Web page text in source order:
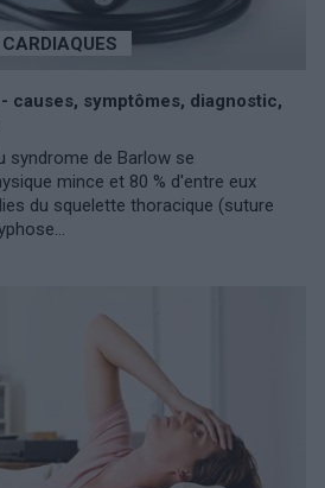
causes, symptômes, diagnostic,
syndrome de Barlow se
mince et 80 % d'entre eux
du squelette thoracique (suture